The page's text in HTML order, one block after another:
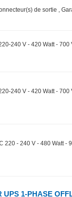
de sortie ,
240 V - 420 Watt - 700
240 V - 420 Watt - 700
220 - 240 V - 480 Watt -
UPS 1-PHASE